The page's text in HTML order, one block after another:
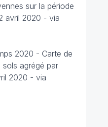
sur la période
avril 2020 - via
2020 - Carte de
agrégé par
2020 - via